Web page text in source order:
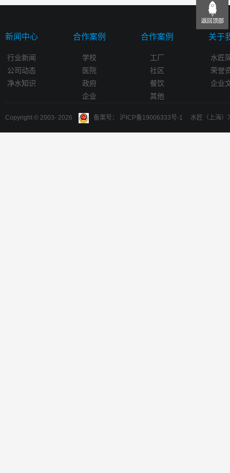
新闻中心
行业新闻
公司动态
净水知识
合作案例
学校
医院
政府
企业
合作案例
工厂
社区
餐饮
其他
关于
水匠
荣誉
企业
Copyright © 2003- 2026 备案号： 沪ICP备19006333号-1 水匠（上海）